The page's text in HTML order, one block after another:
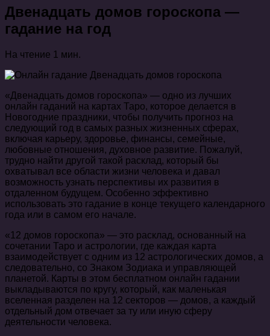
Двенадцать домов гороскопа —
гадание на год
На чтение 1 мин.
«Двенадцать домов гороскопа» — одно из лучших
онлайн гаданий на картах Таро, которое делается в
Новогодние праздники, чтобы получить прогноз на
следующий год в самых разных жизненных сферах,
включая карьеру, здоровье, финансы, семейные,
любовные отношения, духовное развитие. Пожалуй,
трудно найти другой такой расклад, который бы
охватывал все области жизни человека и давал
возможность узнать перспективы их развития в
отдаленном будущем. Особенно эффективно
использовать это гадание в конце текущего календарного
года или в самом его начале.
«12 домов гороскопа» — это расклад, основанный на
сочетании Таро и астрологии, где каждая карта
взаимодействует с одним из 12 астрологических домов, а
следовательно, со Знаком Зодиака и управляющей
планетой. Карты в этом бесплатном онлайн гадании
выкладываются по кругу, который, как маленькая
вселенная разделен на 12 секторов — домов, а каждый
отдельный дом отвечает за ту или иную сферу
деятельности человека.